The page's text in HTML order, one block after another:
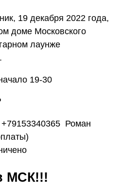
19 декабря 2022 года,
доме Московского
лаунже
19-30
+79153340365 Роман
МСК!!!